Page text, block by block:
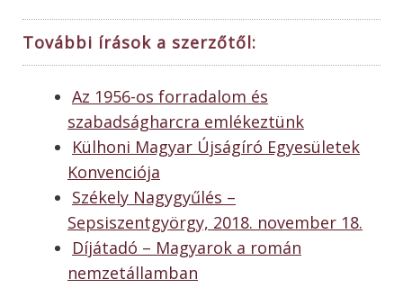
További írások a szerzőtől:
Az 1956-os forradalom és
szabadságharcra emlékeztünk
Külhoni Magyar Újságíró Egyesületek
Konvenciója
Székely Nagygyűlés –
Sepsiszentgyörgy, 2018. november 18.
Díjátadó – Magyarok a román
nemzetállamban